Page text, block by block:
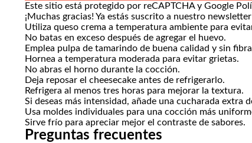
Este sitio está protegido por reCAPTCHA y Google
¡Muchas gracias! Ya estás suscrito a nuestro newsletter
Utiliza queso crema a temperatura ambiente para
No batas en exceso después de agregar el huevo.
Emplea pulpa de tamarindo de buena calidad y sin
Hornea a temperatura moderada para evitar grietas.
No abras el horno durante la cocción.
Deja reposar el cheesecake antes de refrigerarlo.
Refrigera al menos tres horas para mejorar la textura.
Si deseas más intensidad, añade una cucharada extra
Usa moldes individuales para una cocción más
Sirve frío para apreciar mejor el contraste de sabores.
Preguntas frecuentes